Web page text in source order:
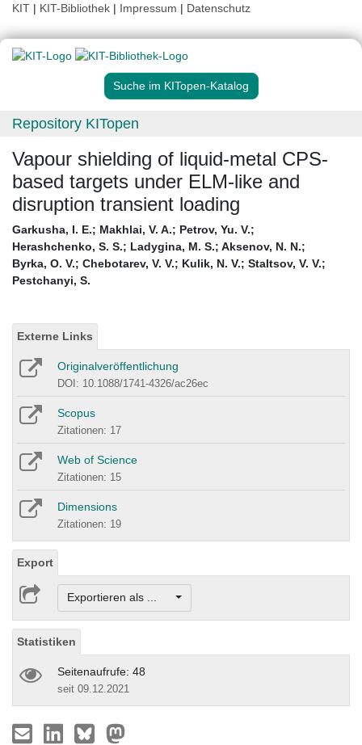
KIT | KIT-Bibliothek | Impressum | Datenschutz
Suche im KITopen-Katalog
Repository KITopen
Vapour shielding of liquid-metal CPS-
based targets under ELM-like and
disruption transient loading
Garkusha, I. E.; Makhlai, V. A.; Petrov, Yu. V.;
Herashchenko, S. S.; Ladygina, M. S.; Aksenov, N. N.;
Byrka, O. V.; Chebotarev, V. V.; Kulik, N. V.; Staltsov, V. V.;
Pestchanyi, S.
Externe Links
Originalveröffentlichung
DOI: 10.1088/1741-4326/ac26ec
Scopus
Zitationen: 17
Web of Science
Zitationen: 15
Dimensions
Zitationen: 19
Export
Exportieren als ...
Statistiken
Seitenaufrufe: 48
seit 09.12.2021